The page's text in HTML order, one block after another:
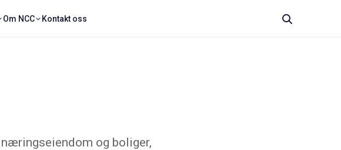
Om NCC Kontakt oss
og boliger,